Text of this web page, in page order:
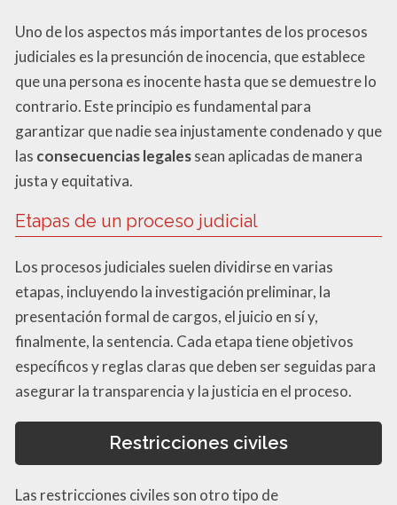
Uno de los aspectos más importantes de los procesos
judiciales es la presunción de inocencia, que establece
que una persona es inocente hasta que se demuestre lo
contrario. Este principio es fundamental para
garantizar que nadie sea injustamente condenado y que
las consecuencias legalessean aplicadas de manera
justa y equitativa.
Etapas de un proceso judicial
Los procesos judiciales suelen dividirse en varias
etapas, incluyendo la investigación preliminar, la
presentación formal de cargos, el juicio en sí y,
finalmente, la sentencia. Cada etapa tiene objetivos
específicos y reglas claras que deben ser seguidas para
asegurar la transparencia y la justicia en el proceso.
Restricciones civiles
Las restricciones civiles son otro tipo de